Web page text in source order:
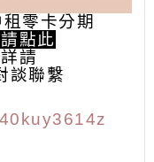
零卡分期
點此
請
談聯繫